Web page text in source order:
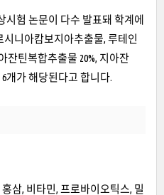
시험 논문이 다수 발표돼 학계에
니아캄보지아추출물, 루테인
잔틴복합추출물 20%, 지아잔
개가 해당된다고 합니다.
삼, 비타민, 프로바이오틱스, 밀